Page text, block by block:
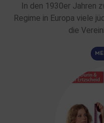
In den 1930er Jahren
Regime in Europa viele
die